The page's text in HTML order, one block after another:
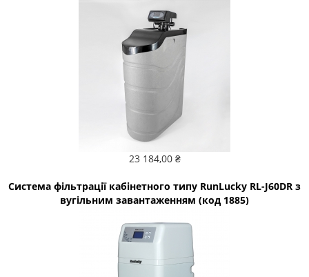
23 184,00 ₴
Система фільтрації кабінетного типу RunLucky RL-J60DR з
вугільним завантаженням (код 1885)